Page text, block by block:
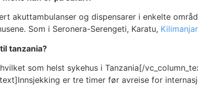
akuttambulanser og dispensarer i enkelte
Som i Seronera-Serengeti, Karatu,
tanzania?
som helst sykehus i Tanzania[/
er tre timer før avreise for